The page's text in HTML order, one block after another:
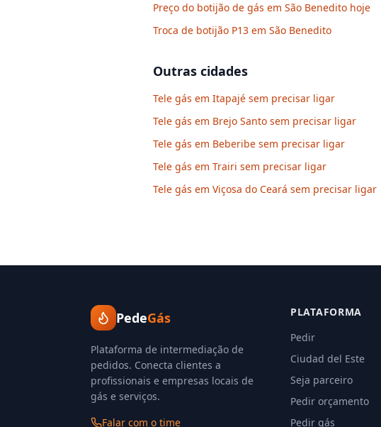
Preço do botijão de gás em São Benedito hoje
Troca de botijão P13 em São Benedito
Outras cidades
Tele gás em Itapajé sem precisar ligar
Tele gás em Brejo Santo sem precisar ligar
Tele gás em Beberibe sem precisar ligar
Tele gás em Trairi sem precisar ligar
Tele gás em Viçosa do Ceará sem precisar ligar
PedeGás
Plataforma de intermediação de
pedidos. Conecta clientes a
profissionais e empresas locais de
gás e serviços.
Falar com o time
PLATAFORMA
Pedir
Ciudad del Este
Seja parceiro
Pedir orçamento
Pedir gás